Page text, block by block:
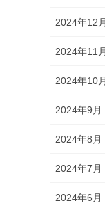
2024年12月
2024年11月
2024年10月
2024年9月
2024年8月
2024年7月
2024年6月